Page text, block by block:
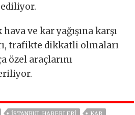
ve kar yağışına karşı
trafikte dikkatli olmaları
özel araçlarını
ISTANBUL HABERLERI KAR